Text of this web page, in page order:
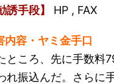
誘手段】 HP , FAX
内容・ヤミ金手口
ところ、先に手数料
れ振込んだ。さらに